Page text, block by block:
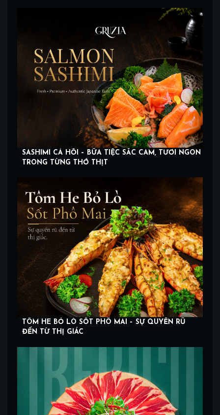
SASHIMI CÁ HỒI – BỮA TIỆC SẮC CAM, TƯƠI NGON
TRONG TỪNG THỚ THỊT
TÔM HE BỎ LÒ SỐT PHÔ MAI – SỰ QUYẾN RŨ
ĐẾN TỪ THỊ GIÁC